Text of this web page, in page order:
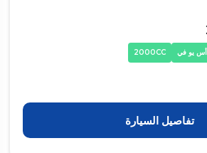
أس يو في 2000CC
تفاصيل السيارة